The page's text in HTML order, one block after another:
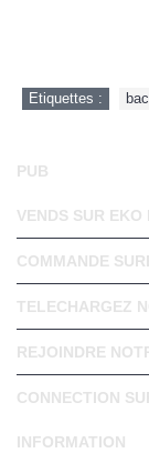
Etiquettes :
PUB
VENDS SUR
COMMANDE
TELECHARGEZ
REJOINDRE
CONNECTION
INFORMATION